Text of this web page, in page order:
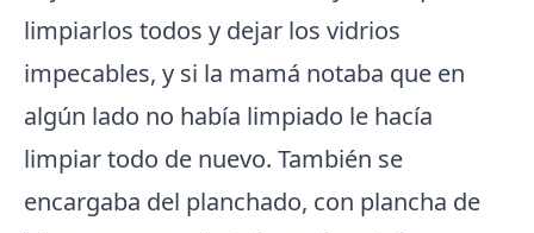
limpiarlos todos y dejar los vidrios
impecables, y si la mamá notaba que en
algún lado no había limpiado le hacía
limpiar todo de nuevo. También se
encargaba del planchado, con plancha de